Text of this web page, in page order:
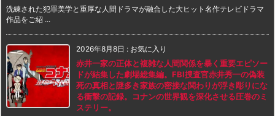
洗練された犯罪美学と重厚な人間ドラマが融合した大ヒット名作テレビドラマ
作品をご紹 ...
2026年8月8日 : お気に入り
赤井一家の正体と複雑な人間関係を暴く重要エピソー
ドが結集した劇場総集編。FBI捜査官赤井秀一の偽装
死の真相と謎多き家族の密接な関わりが浮き彫りにな
る衝撃の記録。コナンの世界観を深化させる圧巻のミ
ステリー。